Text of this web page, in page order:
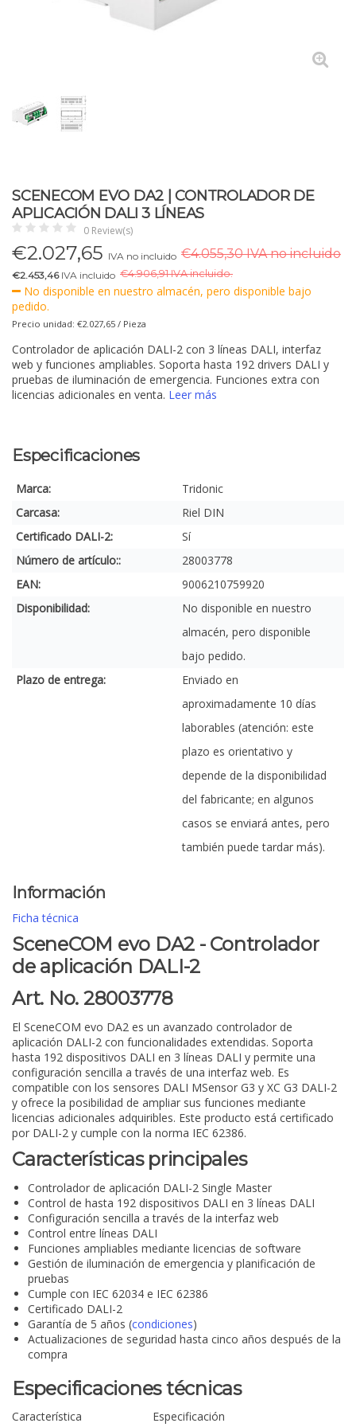
SCENECOM EVO DA2 | CONTROLADOR DE
APLICACIÓN DALI 3 LÍNEAS
0 Review(s)
€2.027,65 IVA no incluido €4.055,30 IVA no incluido
€2.453,46IVA incluido €4.906,91 IVA incluido.
No disponible en nuestro almacén, pero disponible bajo
pedido.
Precio unidad: €2.027,65 / Pieza
Controlador de aplicación DALI-2 con 3 líneas DALI, interfaz
web y funciones ampliables. Soporta hasta 192 drivers DALI y
pruebas de iluminación de emergencia. Funciones extra con
licencias adicionales en venta. Leer más
Especificaciones
Marca:
Tridonic
Carcasa:
Riel DIN
Certificado DALI-2:
Sí
Número de artículo::
28003778
EAN:
9006210759920
Disponibilidad:
No disponible en nuestro
almacén, pero disponible
bajo pedido.
Plazo de entrega:
Enviado en
aproximadamente 10 días
laborables (atención: este
plazo es orientativo y
depende de la disponibilidad
del fabricante; en algunos
casos se enviará antes, pero
también puede tardar más).
Información
Ficha técnica
SceneCOM evo DA2 - Controlador
de aplicación DALI-2
Art. No. 28003778
El SceneCOM evo DA2 es un avanzado controlador de
aplicación DALI-2 con funcionalidades extendidas. Soporta
hasta 192 dispositivos DALI en 3 líneas DALI y permite una
configuración sencilla a través de una interfaz web. Es
compatible con los sensores DALI MSensor G3 y XC G3 DALI-2
y ofrece la posibilidad de ampliar sus funciones mediante
licencias adicionales adquiribles. Este producto está certificado
por DALI-2 y cumple con la norma IEC 62386.
Características principales
Controlador de aplicación DALI-2 Single Master
Control de hasta 192 dispositivos DALI en 3 líneas DALI
Configuración sencilla a través de la interfaz web
Control entre líneas DALI
Funciones ampliables mediante licencias de software
Gestión de iluminación de emergencia y planificación de
pruebas
Cumple con IEC 62034 e IEC 62386
Certificado DALI-2
Garantía de 5 años (condiciones)
Actualizaciones de seguridad hasta cinco años después de la
compra
Especificaciones técnicas
Característica
Especificación